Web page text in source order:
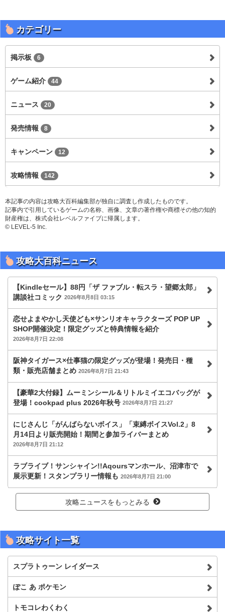
カテゴリー
掲示板 6
ゲーム紹介 44
ニュース 20
発売情報 8
キャンペーン 12
攻略情報 142
本記事の内容は攻略大百科編集部が独自に調査し作成したものです。
記事内で引用しているゲームの名称、画像、文章の著作権や商標その他の知的
財産権は、株式会社レベルファイブに帰属します。
© LEVEL-5 Inc.
攻略大百科ニュース
【Kindleセール】88円「ザ ファブル・転スラ・望郷太郎」
講談社コミック 2026年8月8日 03:15
恋せよまやかし天使ども×サンリオキャラクターズ POP UP
SHOP開催決定！限定グッズと特典情報を紹介
2026年8月7日 22:08
阪神タイガース×仕事猫の限定グッズが登場！発売日・種
類・販売店舗まとめ 2026年8月7日 21:43
【豪華2大付録】ムーミンシール＆リトルミイエコバッグが
登場！cookpad plus 2026年秋号 2026年8月7日 21:27
にじさんじ「がんばらないボイス」「束縛ボイスVol.2」8
月14日より販売開始！期間と参加ライバーまとめ
2026年8月7日 21:12
ラブライブ！サンシャイン!!Aqoursマンホール、沼津市で
展示更新！スタンプラリー情報も 2026年8月7日 21:00
攻略ニュースをもっとみる
攻略サイト一覧
スプラトゥーン レイダース
ぽこ あ ポケモン
トモコレわくわく